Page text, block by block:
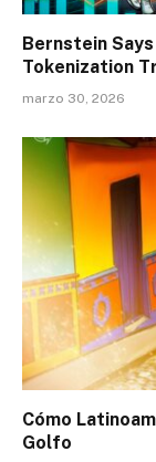
Bernstein
Tokenization
marzo 30, 2026
Cómo
Golfo